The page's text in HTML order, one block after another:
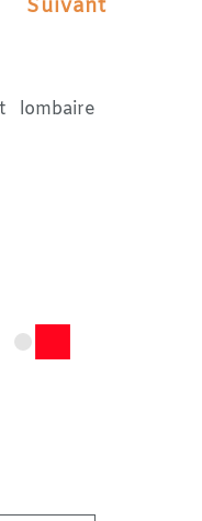
Suivant
lombaire